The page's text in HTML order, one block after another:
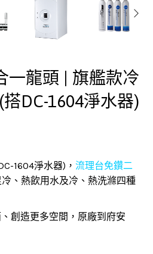
一龍頭 | 旗艦款冷
DC-1604淨水器)
1604淨水器)， 流理台免鑽二
冷、熱飲用水及冷、熱洗滌四種
創造更多空間，原廠到府安